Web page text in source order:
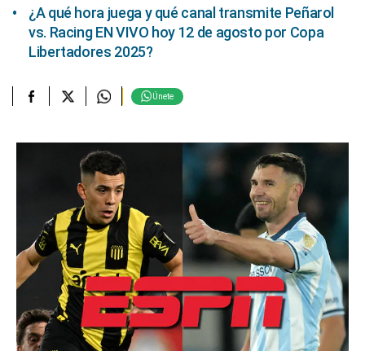
¿A qué hora juega y qué canal transmite Peñarol
vs. Racing EN VIVO hoy 12 de agosto por Copa
Libertadores 2025?
Únete